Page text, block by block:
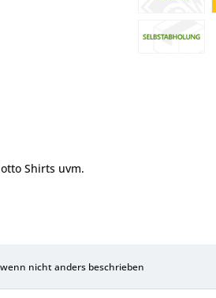
Shirts uvm.
nicht anders beschrieben